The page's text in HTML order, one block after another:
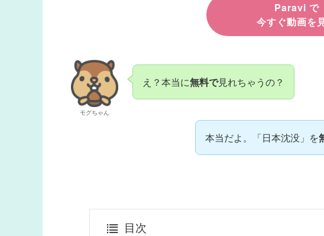
Paravi で
今すぐ動画を
モグちゃん
え？本当に無料で見れちゃうの？
本当だよ。「日本沈没」を
目次